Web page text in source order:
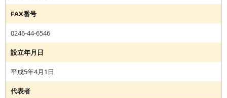
FAX番号
0246-44-6546
設立年月日
平成5年4月1日
代表者